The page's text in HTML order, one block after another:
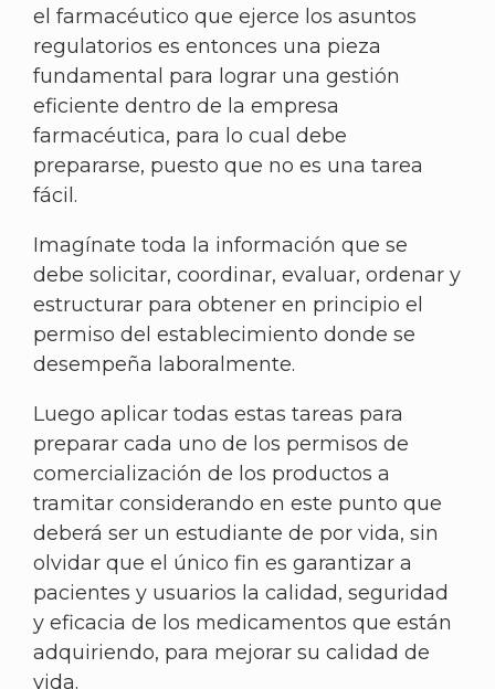
el farmacéutico que ejerce los asuntos
regulatorios es entonces una pieza
fundamental para lograr una gestión
eficiente dentro de la empresa
farmacéutica, para lo cual debe
prepararse, puesto que no es una tarea
fácil.
Imagínate toda la información que se
debe solicitar, coordinar, evaluar, ordenar y
estructurar para obtener en principio el
permiso del establecimiento donde se
desempeña laboralmente.
Luego aplicar todas estas tareas para
preparar cada uno de los permisos de
comercialización de los productos a
tramitar considerando en este punto que
deberá ser un estudiante de por vida, sin
olvidar que el único fin es garantizar a
pacientes y usuarios la calidad, seguridad
y eficacia de los medicamentos que están
adquiriendo, para mejorar su calidad de
vida.